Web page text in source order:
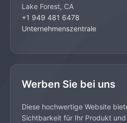
Lake Forest, CA
+1 949 481 6478
Unternehmenszentrale
Werben Sie bei uns
Diese hochwertige Website
Sichtbarkeit für Ihr Produkt